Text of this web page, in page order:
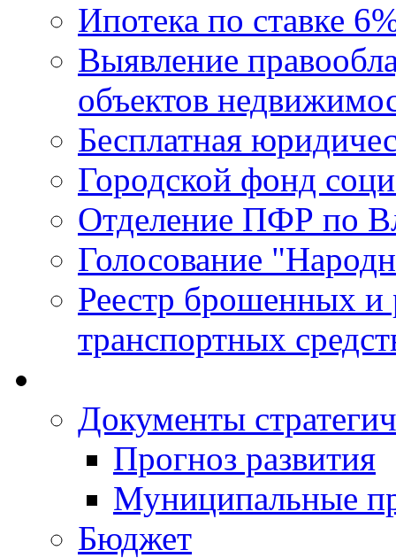
Ипотека по ставке
Выявление
объектов
Бесплатная
Городской фонд
Отделение ПФР по
Голосование
Реестр брошенных и
транспортных
Документы
Прогноз развития
Муниципальные
Бюджет